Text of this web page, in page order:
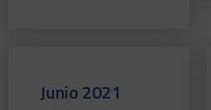
Junio 2021